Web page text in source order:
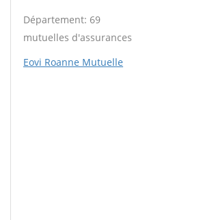
Département: 69
mutuelles d'assurances
Eovi Roanne Mutuelle